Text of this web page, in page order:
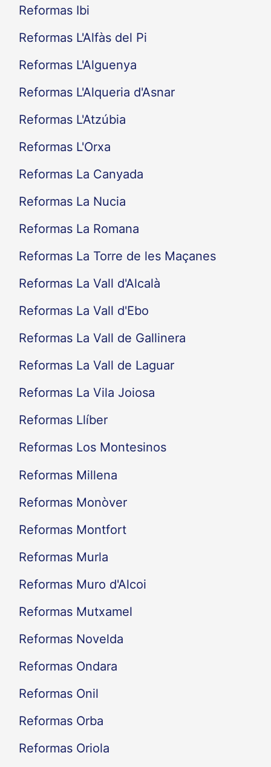
Reformas Ibi
Reformas L'Alfàs del Pi
Reformas L'Alguenya
Reformas L'Alqueria d'Asnar
Reformas L'Atzúbia
Reformas L'Orxa
Reformas La Canyada
Reformas La Nucia
Reformas La Romana
Reformas La Torre de les Maçanes
Reformas La Vall d'Alcalà
Reformas La Vall d'Ebo
Reformas La Vall de Gallinera
Reformas La Vall de Laguar
Reformas La Vila Joiosa
Reformas Llíber
Reformas Los Montesinos
Reformas Millena
Reformas Monòver
Reformas Montfort
Reformas Murla
Reformas Muro d'Alcoi
Reformas Mutxamel
Reformas Novelda
Reformas Ondara
Reformas Onil
Reformas Orba
Reformas Oriola